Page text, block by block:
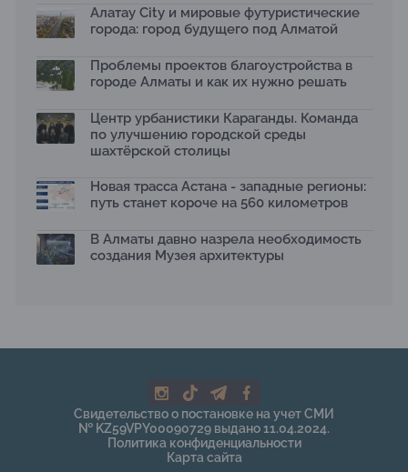
13.07.2026
Первый Дом правительства Алматы станет главной
13.07.2026
В столичном детсаду подвели итоги акции «Таза
отходам
08.07.2026
общественных пространств
06.07.2026
температуру и здоровье людей
03.07.2026
экологическую стратегию развития Алматы до 2040
На слушаниях по корректировке СЭО Генплана
Алматы обсудили меры по снижению транспортных
Алатау City и мировые футуристические
города: город будущего под Алматой
Проблемы проектов благоустройства в
городе Алматы и как их нужно решать
Центр урбанистики Караганды. Команда
по улучшению городской среды
шахтёрской столицы
Новая трасса Астана - западные регионы:
путь станет короче на 560 километров
В Алматы давно назрела необходимость
создания Музея архитектуры
Свидетельство о постановке на учет СМИ
№ KZ59VPY00090729 выдано 11.04.2024.
Политика конфиденциальности
Карта сайта